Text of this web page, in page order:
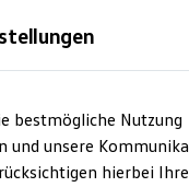
bestmögliche Nutzung
und unsere
hierbei Ihre